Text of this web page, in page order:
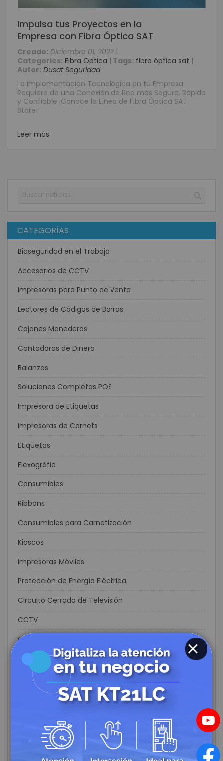
Impulsa tus Proyectos en la
Empresa con Fibra Óptica SAT
Creado: Diciembre 01, 2022 |
Categories: Fibra Optica | Tags: fibra óptica sat |
Autor: Dusat Seguridad
La Implementación Tecnológica en tu Empresa
Requiere de una Conexión de Red más Segura, Rápida
y Confiable ¡Conoce la Línea de Fibra Óptica SAT
Store!
Leer más
Buscar
CATEGORÍAS
Bioseguridad en el Trabajo
Accesorios de CCTV
Impresoras para Punto de Venta
Lectores de Códigos de Barras
Cajones Monederos
Contadoras de Dinero
Balanzas
Soluciones Completas POS
Impresora de Etiquetas
Impresoras de Carnets
Etiquetas
Flexográfia
Consumibles
Ribbons
Consumibles para Carnetización
Kioscos
Impresoras Móviles
Protección de Energía Eléctrica
Circuito Cerrado de Televisión
CCTV
Controles de Acceso y Asistencia
Biometricos
Rastreo Satelital
Alarmas de Seguridad
Domótica y Automatización para el Hogar
Cables Redes
Fibra Optica
CLOSE